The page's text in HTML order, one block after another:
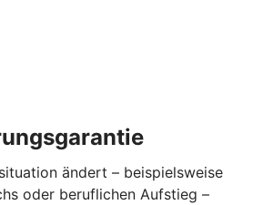
ändert – beispielsweise
oder beruflichen Aufstieg –